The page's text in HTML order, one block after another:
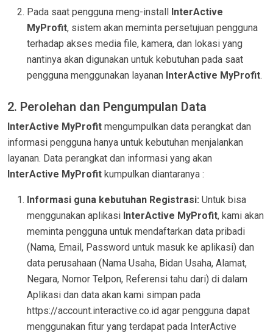
Pada saat pengguna meng-install InterActive
MyProfit, sistem akan meminta persetujuan pengguna
terhadap akses media file, kamera, dan lokasi yang
nantinya akan digunakan untuk kebutuhan pada saat
pengguna menggunakan layanan InterActive MyProfit.
2. Perolehan dan Pengumpulan Data
InterActive MyProfit mengumpulkan data perangkat dan
informasi pengguna hanya untuk kebutuhan menjalankan
layanan. Data perangkat dan informasi yang akan
InterActive MyProfit kumpulkan diantaranya :
Informasi guna kebutuhan Registrasi: Untuk bisa
menggunakan aplikasi InterActive MyProfit, kami akan
meminta pengguna untuk mendaftarkan data pribadi
(Nama, Email, Password untuk masuk ke aplikasi) dan
data perusahaan (Nama Usaha, Bidan Usaha, Alamat,
Negara, Nomor Telpon, Referensi tahu dari) di dalam
Aplikasi dan data akan kami simpan pada
https://account.interactive.co.id agar pengguna dapat
menggunakan fitur yang terdapat pada InterActive